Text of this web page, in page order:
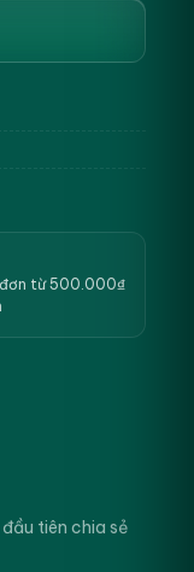
đơn từ 500.000₫
tiên chia sẻ